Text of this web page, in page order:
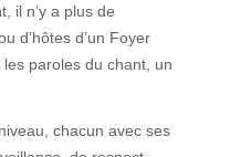
il n’y a plus de
d’hôtes d’un Foyer
paroles du chant, un
chacun avec ses